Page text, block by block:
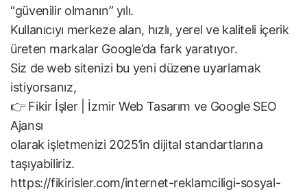
“güvenilir olmanın” yılı.
Kullanıcıyı merkeze alan, hızlı, yerel ve kaliteli içerik
üreten markalar Google’da fark yaratıyor.
Siz de web sitenizi bu yeni düzene uyarlamak
istiyorsanız,
👉 Fikir İşler | İzmir Web Tasarım ve Google SEO
Ajansı
olarak işletmenizi 2025’in dijital standartlarına
taşıyabiliriz.
https://fikirisler.com/internet-reklamciligi-sosyal-